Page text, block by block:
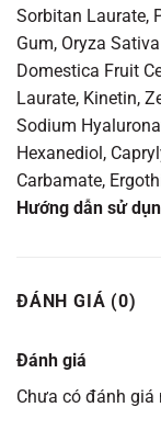
Sorbitan Laurate​,​
Gum​,​ Oryza
Domestica Fruit
Laurate,​ Kinetin​,​
Sodium
Hexanediol,​
Carbamate​,​
Hướng dẫn sử
ĐÁNH GIÁ (0)
Đánh giá
Chưa có đánh giá